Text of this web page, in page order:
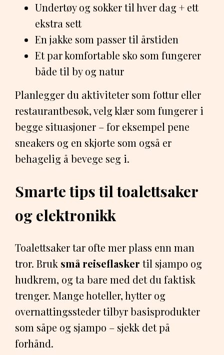
Undertøy og sokker til hver dag + ett
ekstra sett
En jakke som passer til årstiden
Et par komfortable sko som fungerer
både til by og natur
Planlegger du aktiviteter som fottur eller
restaurantbesøk, velg klær som fungerer i
begge situasjoner – for eksempel pene
sneakers og en skjorte som også er
behagelig å bevege seg i.
Smarte tips til toalettsaker
og elektronikk
Toalettsaker tar ofte mer plass enn man
tror. Bruk små reiseflasker til sjampo og
hudkrem, og ta bare med det du faktisk
trenger. Mange hoteller, hytter og
overnattingssteder tilbyr basisprodukter
som såpe og sjampo – sjekk det på
forhånd.